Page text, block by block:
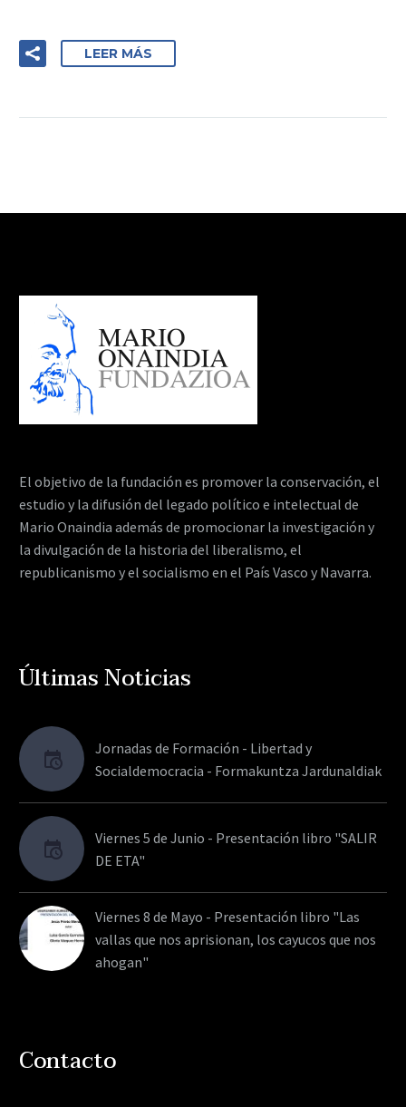
LEER MÁS
El objetivo de la fundación es promover la conservación, el
estudio y la difusión del legado político e intelectual de
Mario Onaindia además de promocionar la investigación y
la divulgación de la historia del liberalismo, el
republicanismo y el socialismo en el País Vasco y Navarra.
Últimas Noticias
Jornadas de Formación - Libertad y
Socialdemocracia - Formakuntza Jardunaldiak
Viernes 5 de Junio - Presentación libro "SALIR
DE ETA"
Viernes 8 de Mayo - Presentación libro "Las
vallas que nos aprisionan, los cayucos que nos
ahogan"
Contacto